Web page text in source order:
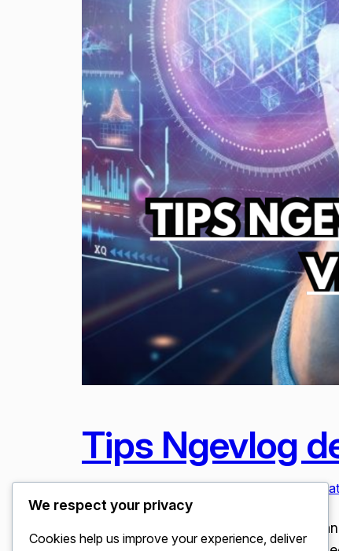
Tips Ngevlog
Januari 10, 2026Bisnis & UMKM Konten
Tips Ngevlog dengan Teknologi VR
We respect your privacy
Cookies help us improve your experience, deliver